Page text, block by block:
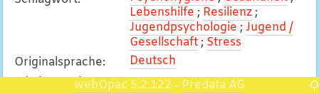
Lebenshilfe ; Resilienz ;
Jugendpsychologie ; Jugend /
Gesellschaft ; Stress
Originalsprache:
Deutsch
Inhaltsangabe:
webOpac 5.2.122 - Predata AG